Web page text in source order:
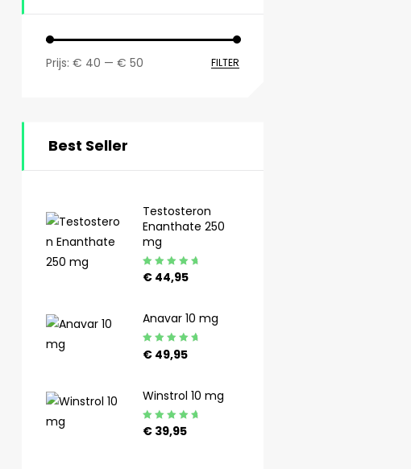
FILTER
Prijs: € 40 — € 50
Best Seller
Testosteron
Enanthate 250
mg
Gewaardeerd
€ 44,95
Anavar 10 mg
Gewaardeerd
€ 49,95
Winstrol 10 mg
Gewaardeerd
€ 39,95